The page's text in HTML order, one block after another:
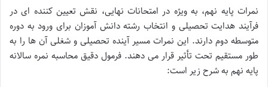
نمرات پایه نهم، به ویژه در امتحانات نهایی، نقش تعیین کننده ای در
فرآیند هدایت تحصیلی و انتخاب رشته دانش آموزان برای ورود به دوره
متوسطه دوم دارند. این نمرات مسیر آینده تحصیلی و شغلی آن ها را به
طور مستقیم تحت تأثیر قرار می دهند. فرمول دقیق محاسبه نمره سالانه
پایه نهم به شرح زیر است: